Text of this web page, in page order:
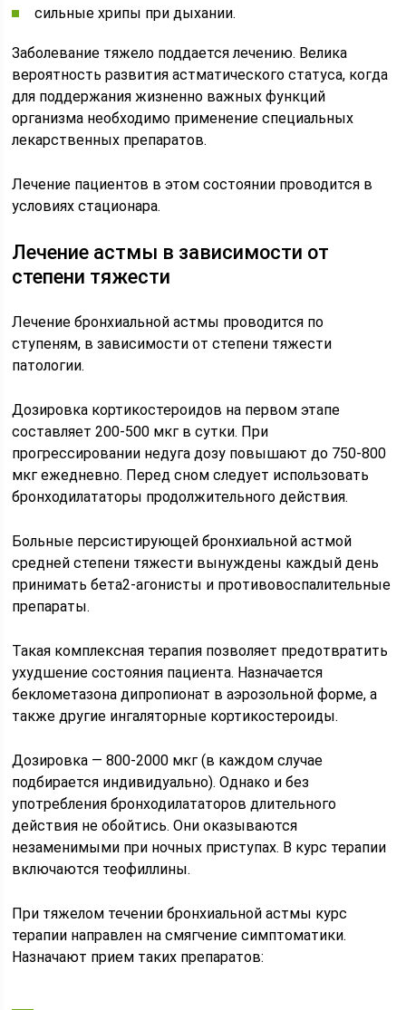
сильные хрипы при дыхании.
Заболевание тяжело поддается лечению. Велика
вероятность развития астматического статуса, когда
для поддержания жизненно важных функций
организма необходимо применение специальных
лекарственных препаратов.
Лечение пациентов в этом состоянии проводится в
условиях стационара.
Лечение астмы в зависимости от
степени тяжести
Лечение бронхиальной астмы проводится по
ступеням, в зависимости от степени тяжести
патологии.
Дозировка кортикостероидов на первом этапе
составляет 200-500 мкг в сутки. При
прогрессировании недуга дозу повышают до 750-800
мкг ежедневно. Перед сном следует использовать
бронходилататоры продолжительного действия.
Больные персистирующей бронхиальной астмой
средней степени тяжести вынуждены каждый день
принимать бета2-агонисты и противовоспалительные
препараты.
Такая комплексная терапия позволяет предотвратить
ухудшение состояния пациента. Назначается
беклометазона дипропионат в аэрозольной форме, а
также другие ингаляторные кортикостероиды.
Дозировка — 800-2000 мкг (в каждом случае
подбирается индивидуально). Однако и без
употребления бронходилататоров длительного
действия не обойтись. Они оказываются
незаменимыми при ночных приступах. В курс терапии
включаются теофиллины.
При тяжелом течении бронхиальной астмы курс
терапии направлен на смягчение симптоматики.
Назначают прием таких препаратов: